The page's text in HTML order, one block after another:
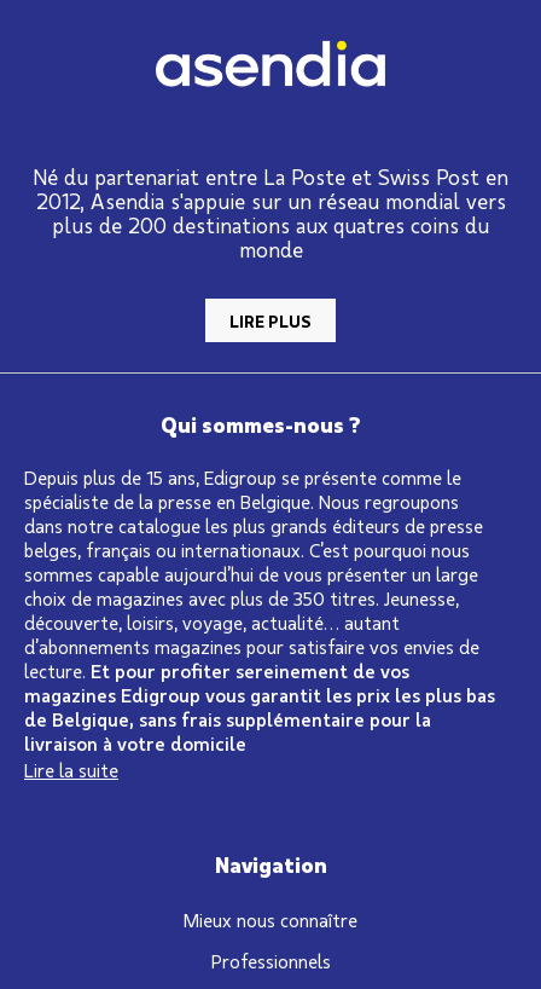
Né du partenariat entre La Poste et Swiss Post en
2012, Asendia s'appuie sur un réseau mondial vers
plus de 200 destinations aux quatres coins du
monde
LIRE PLUS
Qui sommes-nous ?
Depuis plus de 15 ans, Edigroup se présente comme le
spécialiste de la presse en Belgique. Nous regroupons
dans notre catalogue les plus grands éditeurs de presse
belges, français ou internationaux. C’est pourquoi nous
sommes capable aujourd’hui de vous présenter un large
choix de magazines avec plus de 350 titres. Jeunesse,
découverte, loisirs, voyage, actualité… autant
d’abonnements magazines pour satisfaire vos envies de
lecture. Et pour profiter sereinement de vos
magazines Edigroup vous garantit les prix les plus bas
de Belgique, sans frais supplémentaire pour la
livraison à votre domicile
Lire la suite
Navigation
Mieux nous connaître
Professionnels